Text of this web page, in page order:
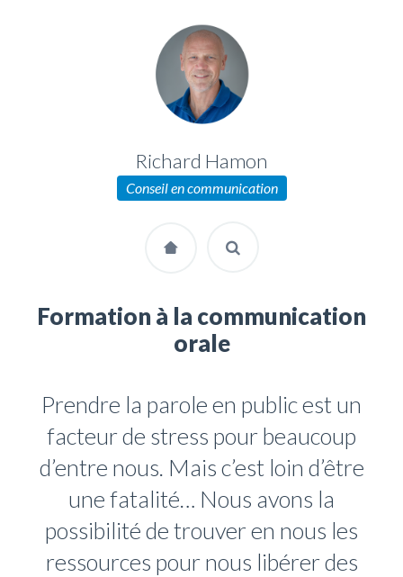
Richard Hamon
Conseil en communication
Formation à la communication
orale
Prendre la parole en public est un
facteur de stress pour beaucoup
d’entre nous. Mais c’est loin d’être
une fatalité… Nous avons la
possibilité de trouver en nous les
ressources pour nous libérer des